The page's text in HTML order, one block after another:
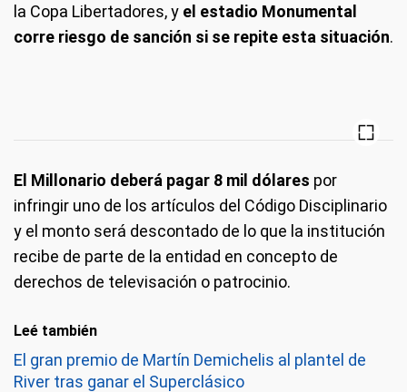
la Copa Libertadores, y el estadio Monumental
corre riesgo de sanción si se repite esta situación.
El Millonario deberá pagar 8 mil dólares por
infringir uno de los artículos del Código Disciplinario
y el monto será descontado de lo que la institución
recibe de parte de la entidad en concepto de
derechos de televisación o patrocinio.
Leé también
El gran premio de Martín Demichelis al plantel de
River tras ganar el Superclásico